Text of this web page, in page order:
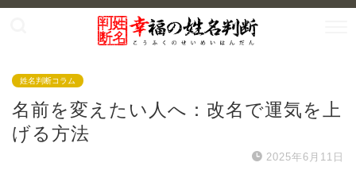
姓名判断コラム
名前を変えたい人へ：改名で運気を上
げる方法
2025年6月11日